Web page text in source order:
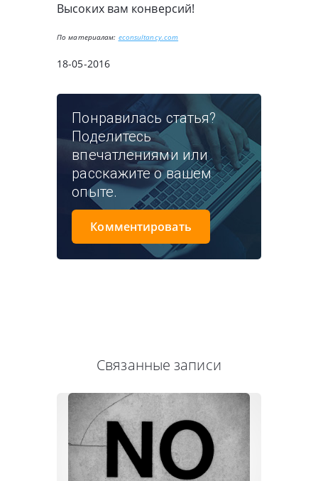
Высоких вам конверсий!
По материалам: econsultancy.com
18-05-2016
Понравилась статья?
Поделитесь
впечатлениями или
расскажите о вашем
опыте.
Комментировать
Связанные записи